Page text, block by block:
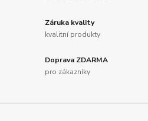
Záruka kvality
kvalitní produkty
Doprava ZDARMA
pro zákazníky